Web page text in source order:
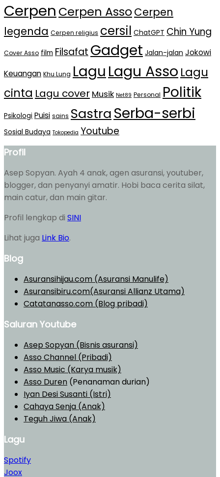
Cerpen Cerpen AssoCerpen
legenda Cerpen religius cersil ChatGPT Chin Yung
Cover Asso film Filsafat Gadget Jalan-jalan Jokowi
Keuangan Khu Lung Lagu Lagu Asso Lagu
cinta Lagu cover Musik Net89 Personal Politik
Psikologi Puisi sains SastraSerba-serbi
Sosial Budaya Tokopedia Youtube
Profil
Asep Sopyan. Ayah 4 anak, agen asuransi, youtuber,
blogger, dan penyanyi amatir. Hobi baca cerita silat,
main catur, dan main gitar.
Profil lengkap di SINI
Lihat juga Link Bio.
Blog
Asuransihijau.com (Asuransi Manulife)
Asuransibiru.com(Asuransi Allianz Utama)
Catatanasso.com (Blog pribadi)
Saluran Youtube
Asep Sopyan (Bisnis asuransi)
Asso Channel (Pribadi)
Asso Music (Karya musik)
Asso Duren (Penanaman durian)
Iyan Desi Susanti (Istri)
Cahaya Senja (Anak)
Teguh Jiwa (Anak)
Lagu
Spotify
Joox